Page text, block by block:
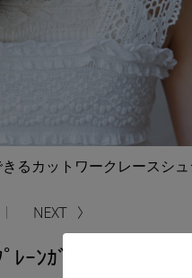
るカットワークレースシュ
ｰﾝｶﾞﾚｯﾄｼｭｼｭ